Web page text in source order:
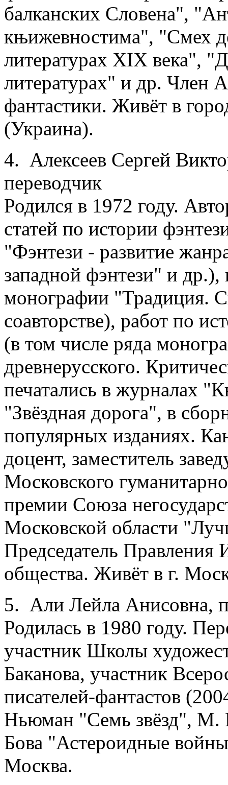
балканских Словена",
књижевностима", "Смех
литературах XIX века",
литературах" и др. Член
фантастики. Живёт в
(Украина).
4. Алексеев Сергей
переводчик
Родился в 1972 году.
статей по истории
"Фэнтези - развитие
западной фэнтези" и
монографии "Традиция.
соавторстве), работ по
(в том числе ряда
древнерусского.
печатались в журналах
"Звёздная дорога", в
популярных изданиях.
доцент, заместитель
Московского
премии Союза
Московской области
Председатель Правления
общества. Живёт в г.
5. Али Лейла Анисовна,
Родилась в 1980 году.
участник Школы
Баканова, участник
писателей-фантастов
Ньюман "Семь звёзд", М.
Бова "Астероидные
Москва.